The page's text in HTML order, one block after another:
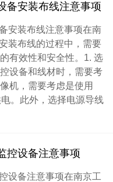
备安装布线注意事项
安装布线注意事项在南
装布线的过程中，需要
有效性和安全性。1. 选
设备和线材时，需要考
机，需要考虑是使用
。此外，选择电源导线
控设备注意事项
设备注意事项在南京工